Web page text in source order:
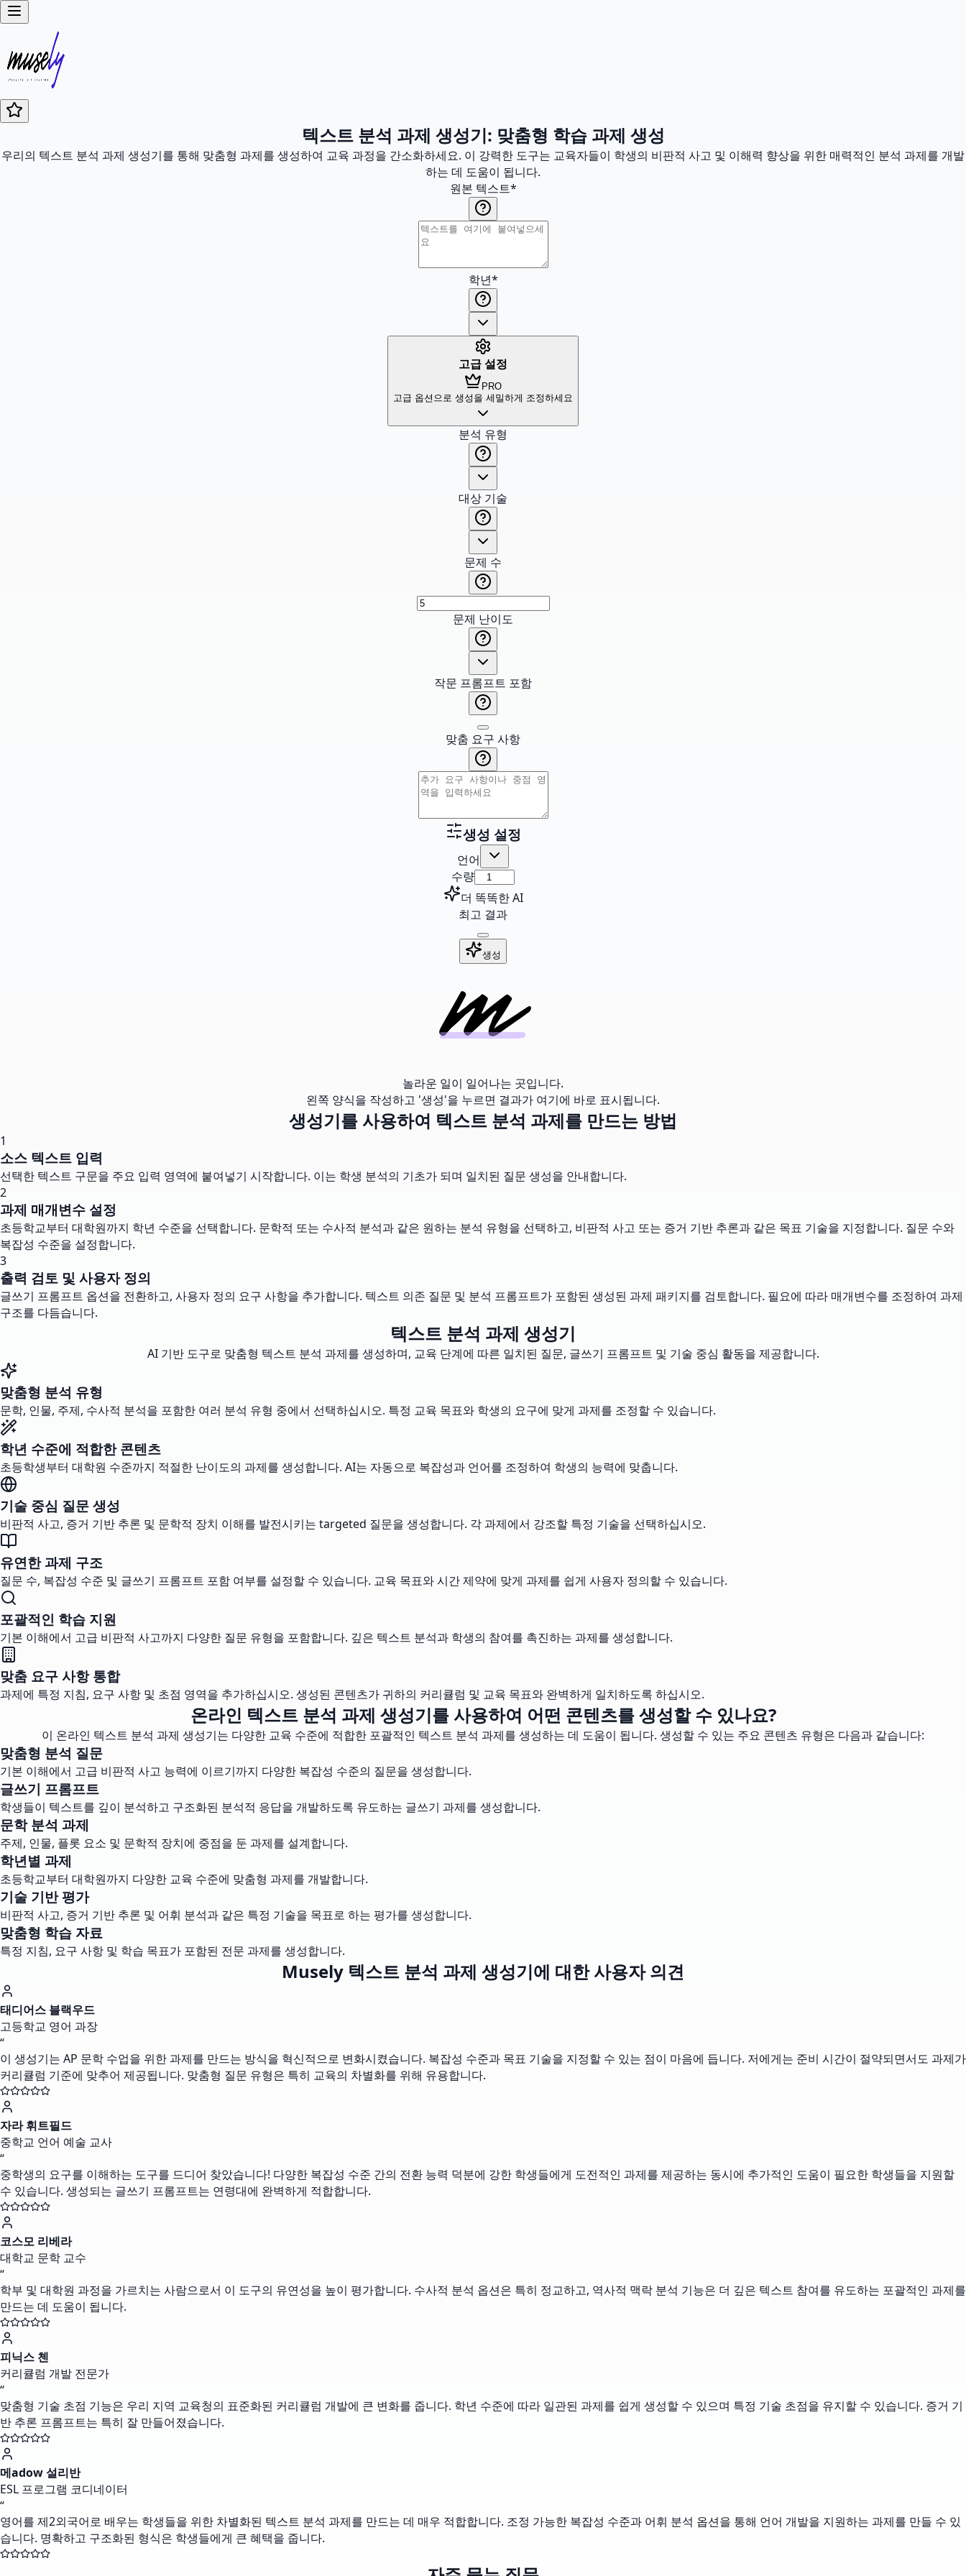
텍스트 분석 과제 생성기: 맞춤형 학습 과제 생성
우리의 텍스트 분석 과제 생성기를 통해 맞춤형 과제를 생성하여 교육 과정을 간소화하세요. 이 강력한 도구는 교육자들이 학생의 비판적 사고 및 이해력 향상을 위한 매력적인 분석 과제를 개발
하는 데 도움이 됩니다.
원본 텍스트*
학년*
고급 설정
PRO
고급 옵션으로 생성을 세밀하게 조정하세요
분석 유형
대상 기술
문제 수
문제 난이도
작문 프롬프트 포함
맞춤 요구 사항
생성 설정
언어
수량
더 똑똑한 AI
최고 결과
생성
놀라운 일이 일어나는 곳입니다.
왼쪽 양식을 작성하고 '생성'을 누르면 결과가 여기에 바로 표시됩니다.
생성기를 사용하여 텍스트 분석 과제를 만드는 방법
1
소스 텍스트 입력
선택한 텍스트 구문을 주요 입력 영역에 붙여넣기 시작합니다. 이는 학생 분석의 기초가 되며 일치된 질문 생성을 안내합니다.
2
과제 매개변수 설정
초등학교부터 대학원까지 학년 수준을 선택합니다. 문학적 또는 수사적 분석과 같은 원하는 분석 유형을 선택하고, 비판적 사고 또는 증거 기반 추론과 같은 목표 기술을 지정합니다. 질문 수와
복잡성 수준을 설정합니다.
3
출력 검토 및 사용자 정의
글쓰기 프롬프트 옵션을 전환하고, 사용자 정의 요구 사항을 추가합니다. 텍스트 의존 질문 및 분석 프롬프트가 포함된 생성된 과제 패키지를 검토합니다. 필요에 따라 매개변수를 조정하여 과제
구조를 다듬습니다.
텍스트 분석 과제 생성기
AI 기반 도구로 맞춤형 텍스트 분석 과제를 생성하며, 교육 단계에 따른 일치된 질문, 글쓰기 프롬프트 및 기술 중심 활동을 제공합니다.
맞춤형 분석 유형
문학, 인물, 주제, 수사적 분석을 포함한 여러 분석 유형 중에서 선택하십시오. 특정 교육 목표와 학생의 요구에 맞게 과제를 조정할 수 있습니다.
학년 수준에 적합한 콘텐츠
초등학생부터 대학원 수준까지 적절한 난이도의 과제를 생성합니다. AI는 자동으로 복잡성과 언어를 조정하여 학생의 능력에 맞춥니다.
기술 중심 질문 생성
비판적 사고, 증거 기반 추론 및 문학적 장치 이해를 발전시키는 targeted 질문을 생성합니다. 각 과제에서 강조할 특정 기술을 선택하십시오.
유연한 과제 구조
질문 수, 복잡성 수준 및 글쓰기 프롬프트 포함 여부를 설정할 수 있습니다. 교육 목표와 시간 제약에 맞게 과제를 쉽게 사용자 정의할 수 있습니다.
포괄적인 학습 지원
기본 이해에서 고급 비판적 사고까지 다양한 질문 유형을 포함합니다. 깊은 텍스트 분석과 학생의 참여를 촉진하는 과제를 생성합니다.
맞춤 요구 사항 통합
과제에 특정 지침, 요구 사항 및 초점 영역을 추가하십시오. 생성된 콘텐츠가 귀하의 커리큘럼 및 교육 목표와 완벽하게 일치하도록 하십시오.
온라인 텍스트 분석 과제 생성기를 사용하여 어떤 콘텐츠를 생성할 수 있나요?
이 온라인 텍스트 분석 과제 생성기는 다양한 교육 수준에 적합한 포괄적인 텍스트 분석 과제를 생성하는 데 도움이 됩니다. 생성할 수 있는 주요 콘텐츠 유형은 다음과 같습니다:
맞춤형 분석 질문
기본 이해에서 고급 비판적 사고 능력에 이르기까지 다양한 복잡성 수준의 질문을 생성합니다.
글쓰기 프롬프트
학생들이 텍스트를 깊이 분석하고 구조화된 분석적 응답을 개발하도록 유도하는 글쓰기 과제를 생성합니다.
문학 분석 과제
주제, 인물, 플롯 요소 및 문학적 장치에 중점을 둔 과제를 설계합니다.
학년별 과제
초등학교부터 대학원까지 다양한 교육 수준에 맞춤형 과제를 개발합니다.
기술 기반 평가
비판적 사고, 증거 기반 추론 및 어휘 분석과 같은 특정 기술을 목표로 하는 평가를 생성합니다.
맞춤형 학습 자료
특정 지침, 요구 사항 및 학습 목표가 포함된 전문 과제를 생성합니다.
Musely 텍스트 분석 과제 생성기에 대한 사용자 의견
태디어스 블랙우드
고등학교 영어 과장
“
이 생성기는 AP 문학 수업을 위한 과제를 만드는 방식을 혁신적으로 변화시켰습니다. 복잡성 수준과 목표 기술을 지정할 수 있는 점이 마음에 듭니다. 저에게는 준비 시간이 절약되면서도 과제가
커리큘럼 기준에 맞추어 제공됩니다. 맞춤형 질문 유형은 특히 교육의 차별화를 위해 유용합니다.
자라 휘트필드
중학교 언어 예술 교사
“
중학생의 요구를 이해하는 도구를 드디어 찾았습니다! 다양한 복잡성 수준 간의 전환 능력 덕분에 강한 학생들에게 도전적인 과제를 제공하는 동시에 추가적인 도움이 필요한 학생들을 지원할
수 있습니다. 생성되는 글쓰기 프롬프트는 연령대에 완벽하게 적합합니다.
코스모 리베라
대학교 문학 교수
“
학부 및 대학원 과정을 가르치는 사람으로서 이 도구의 유연성을 높이 평가합니다. 수사적 분석 옵션은 특히 정교하고, 역사적 맥락 분석 기능은 더 깊은 텍스트 참여를 유도하는 포괄적인 과제를
만드는 데 도움이 됩니다.
피닉스 첸
커리큘럼 개발 전문가
“
맞춤형 기술 초점 기능은 우리 지역 교육청의 표준화된 커리큘럼 개발에 큰 변화를 줍니다. 학년 수준에 따라 일관된 과제를 쉽게 생성할 수 있으며 특정 기술 초점을 유지할 수 있습니다. 증거 기
반 추론 프롬프트는 특히 잘 만들어졌습니다.
메adow 설리반
ESL 프로그램 코디네이터
“
영어를 제2외국어로 배우는 학생들을 위한 차별화된 텍스트 분석 과제를 만드는 데 매우 적합합니다. 조정 가능한 복잡성 수준과 어휘 분석 옵션을 통해 언어 개발을 지원하는 과제를 만들 수 있
습니다. 명확하고 구조화된 형식은 학생들에게 큰 혜택을 줍니다.